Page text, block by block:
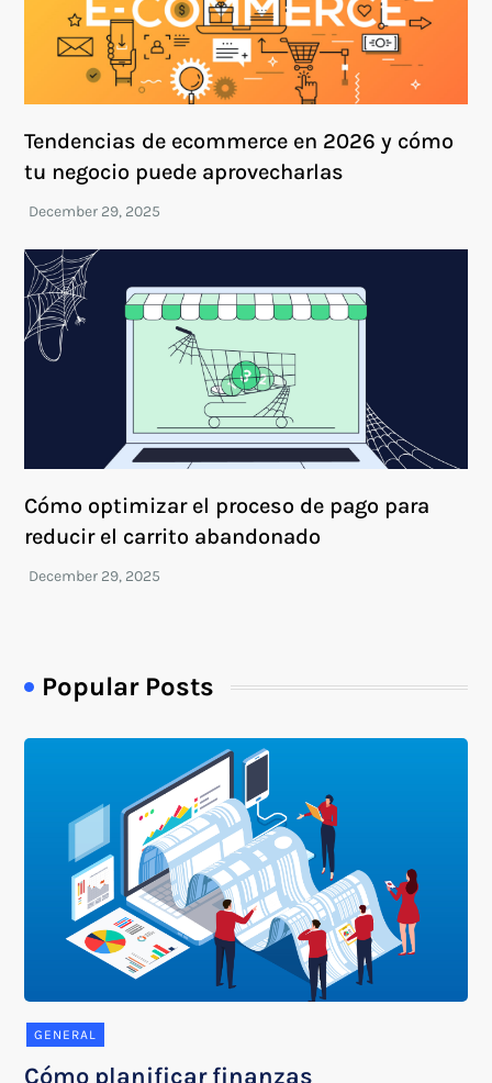
Tendencias de ecommerce en 2026 y cómo
tu negocio puede aprovecharlas
Cómo optimizar el proceso de pago para
reducir el carrito abandonado
Popular Posts
GENERAL
Cómo planificar finanzas